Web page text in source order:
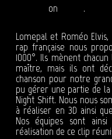
on .
Lomepal et Roméo
rap française nous
1000°. Ils mènent
maître, mais ils ont
chanson pour notre
pu gérer une partie de
Night Shift. Nous nous
à réaliser en 3D ainsi
Nos équipes sont
réalisation de ce clip